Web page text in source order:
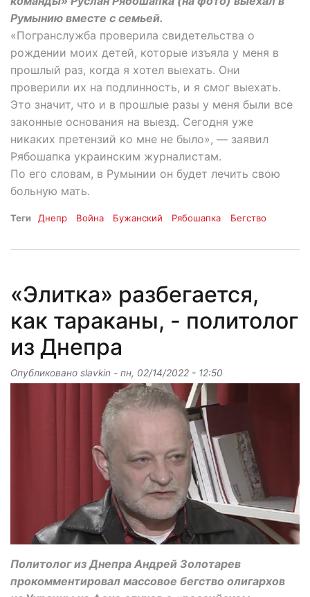
Румынию вместе с семьей.
«Погранслужба проверила свидетельства о
рождении моих детей, которые изъяла у меня в
прошлый раз, когда я хотел выехать. Они
проверили их на подлинность, и я смог выехать.
Это значит, что и в прошлые разы у меня были все
законные основания на выезд. Сегодня уже
никаких претензий ко мне не было», — заявил
Рябошапка украинским журналистам.
По его словам, в Румынии он будет лечить свою
больную мать.
Теги Днепр Война Бужанский Рябошапка Бегство
«Элитка» разбегается,
как тараканы, - политолог
из Днепра
Опубликовано slavkin - пн, 02/14/2022 - 12:50
Политолог из Днепра Андрей Золотарев
прокомментировал массовое бегство олигархов